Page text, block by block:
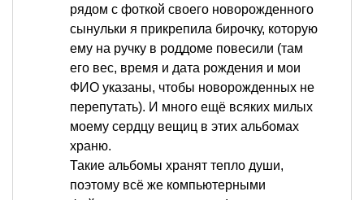
рядом с фоткой своего новорожденного
сынульки я прикрепила бирочку, которую
ему на ручку в роддоме повесили (там
его вес, время и дата рождения и мои
ФИО указаны, чтобы новорожденных не
перепутать). И много ещё всяких милых
моему сердцу вещиц в этих альбомах
храню.
Такие альбомы хранят тепло души,
поэтому всё же компьютерными